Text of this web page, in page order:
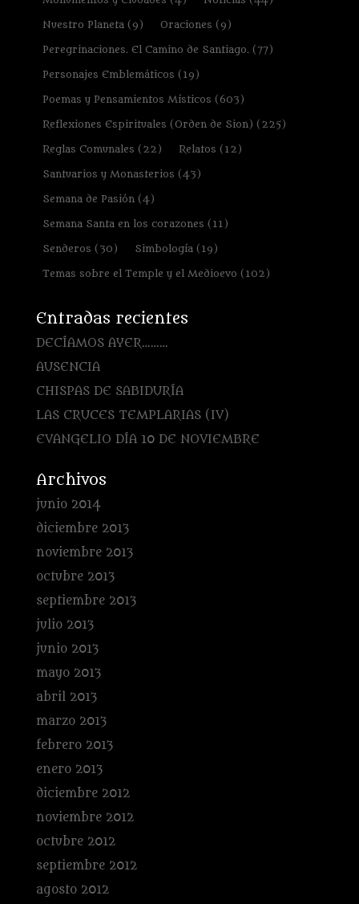
Nuestro Planeta(9) Oraciones (9)
Peregrinaciones. El Camino de Santiago.(77)
Personajes Emblemáticos (19)
Poemas y Pensamientos Místicos (603)
Reflexiones Espirituales (Orden de Sion) (225)
Reglas Comunales (22) Relatos (12)
Santuarios y Monasterios (43)
Semana de Pasión(4)
Semana Santa en los corazones (11)
Senderos (30) Simbología(19)
Temas sobre el Temple y el Medioevo (102)
Entradas recientes
DECÍAMOS AYER………
AUSENCIA
CHISPAS DE SABIDURÍA
LAS CRUCES TEMPLARIAS (IV)
EVANGELIO DÍA 10 DE NOVIEMBRE
Archivos
junio 2014
diciembre 2013
noviembre 2013
octubre 2013
septiembre 2013
julio 2013
junio 2013
mayo 2013
abril 2013
marzo 2013
febrero 2013
enero 2013
diciembre 2012
noviembre 2012
octubre 2012
septiembre 2012
agosto 2012